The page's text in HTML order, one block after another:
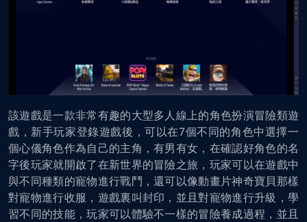
該遊戲是一款非常有趣的大型多人線上的角色扮演冒險類遊
戲，新手玩家登錄遊戲後，可以在7個不同的角色中選擇一
個心儀角色作為自己的主角，有男有女，在確認好角色的名
字後玩家就開啟了在新世界的冒險之旅，玩家可以在遊戲中
與不同種類的寵物進行戰鬥，還可以像動畫片神奇寶貝那樣
對寵物進行收服，遊戲裏叫封印，並且對寵物進行升級，學
習不同的技能，玩家可以體驗不一樣的冒險養成過程，並且